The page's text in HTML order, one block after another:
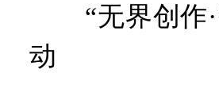
“无界创作·
动